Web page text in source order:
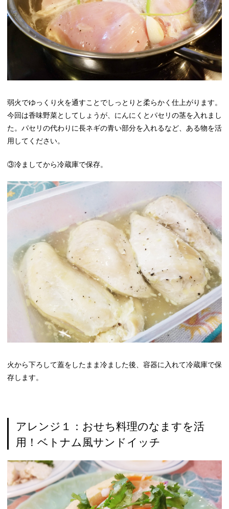
弱火でゆっくり火を通すことでしっとりと柔らかく仕上がります。
今回は香味野菜としてしょうが、にんにくとパセリの茎を入れまし
た。パセリの代わりに長ネギの青い部分を入れるなど、ある物を活
用してください。
③冷ましてから冷蔵庫で保存。
火から下ろして蓋をしたまま冷ました後、容器に入れて冷蔵庫で保
存します。
アレンジ１：おせち料理のなますを活
用！ベトナム風サンドイッチ